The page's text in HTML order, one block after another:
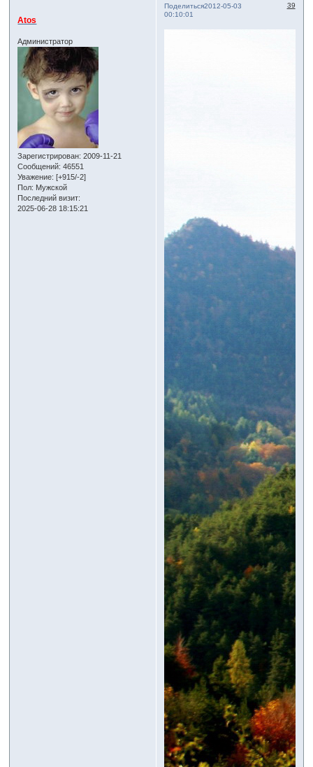
Поделиться 39
2012-05-03
00:10:01
Atos
Администратор
Зарегистрирован: 2009-11-21
Сообщений: 46551
Уважение: [+915/-2]
Пол: Мужской
Последний визит:
2025-06-28 18:15:21